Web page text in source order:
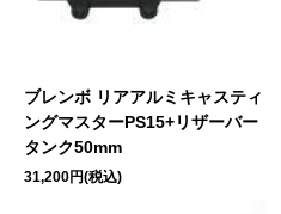
ブレンボ リアアルミキャスティ
ングマスターPS15+リザーバー
タンク50mm
31,200円(税込)